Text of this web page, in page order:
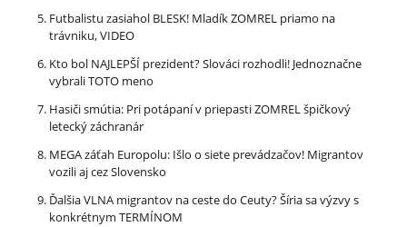
Futbalistu zasiahol BLESK! Mladík ZOMREL priamo na
trávniku, VIDEO
Kto bol NAJLEPŠÍ prezident? Slováci rozhodli! Jednoznačne
vybrali TOTO meno
Hasiči smútia: Pri potápaní v priepasti ZOMREL špičkový
letecký záchranár
MEGA záťah Europolu: Išlo o siete prevádzačov! Migrantov
vozili aj cez Slovensko
Ďalšia VLNA migrantov na ceste do Ceuty? Šíria sa výzvy s
konkrétnym TERMÍNOM